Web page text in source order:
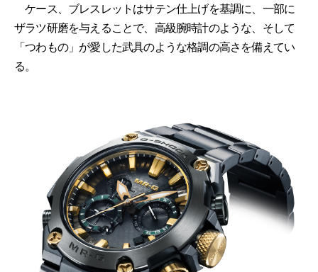
ケース、ブレスレットはサテン仕上げを基調に、一部に
ザラツ研磨を与えることで、高級腕時計のような、そして
「つわもの」が愛した武具のような格調の高さを備えてい
る。